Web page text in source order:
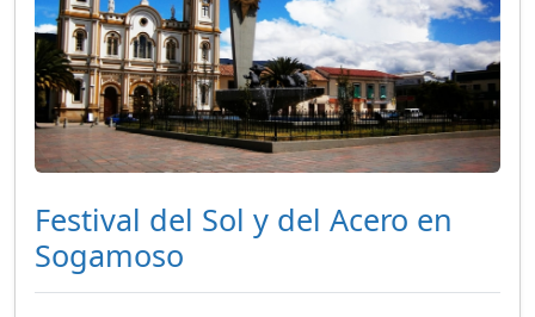
Festival del Sol y del Acero en
Sogamoso